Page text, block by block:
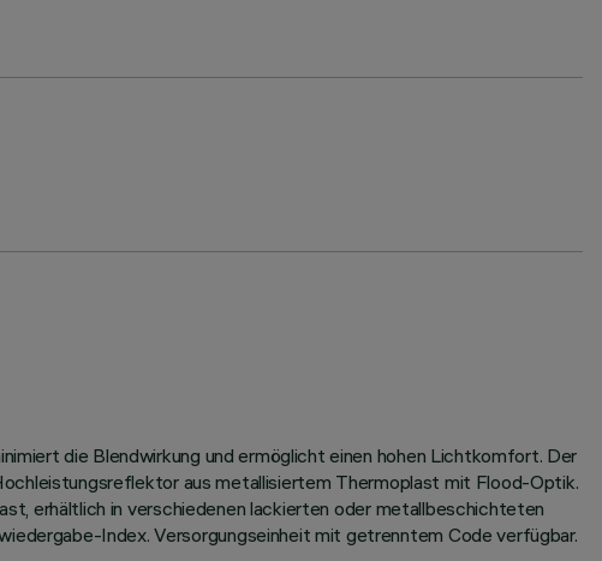
die Blendwirkung und ermöglicht einen hohen Lichtkomfort. Der
aus metallisiertem Thermoplast mit Flood-Optik.
erhältlich in verschiedenen lackierten oder metallbeschichteten
Index. Versorgungseinheit mit getrenntem Code verfügbar.